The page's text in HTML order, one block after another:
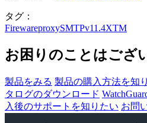
タグ：
FirewareproxySMTPv11.4XTM
お困りのことはござ
製品をみる 製品の購入方法を知
タログのダウンロード
入後のサポートを知りたい お問